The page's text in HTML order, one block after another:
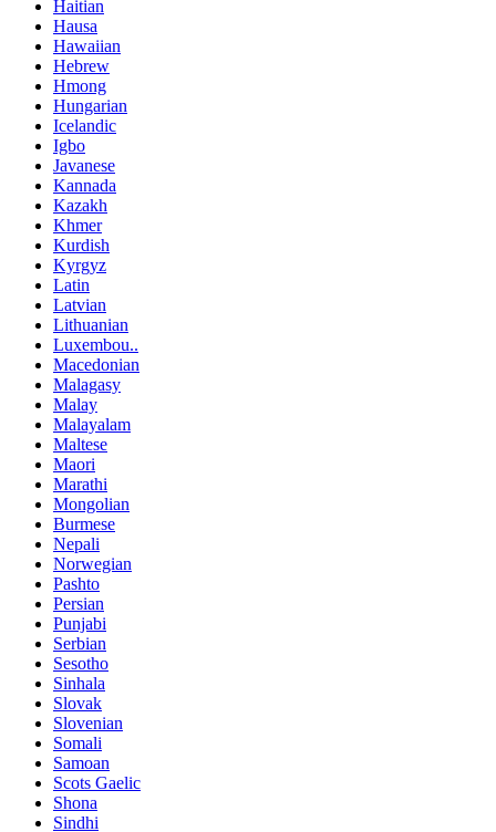
Haitian
Hausa
Hawaiian
Hebrew
Hmong
Hungarian
Icelandic
Igbo
Javanese
Kannada
Kazakh
Khmer
Kurdish
Kyrgyz
Latin
Latvian
Lithuanian
Luxembou..
Macedonian
Malagasy
Malay
Malayalam
Maltese
Maori
Marathi
Mongolian
Burmese
Nepali
Norwegian
Pashto
Persian
Punjabi
Serbian
Sesotho
Sinhala
Slovak
Slovenian
Somali
Samoan
Scots Gaelic
Shona
Sindhi